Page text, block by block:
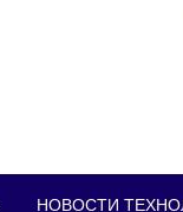
НОВОСТИ